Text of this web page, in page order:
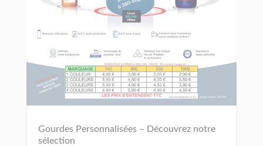
Gourdes Personnalisées – Découvrez notre
sélection